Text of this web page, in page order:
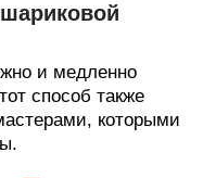
и медленно
способ также
которыми